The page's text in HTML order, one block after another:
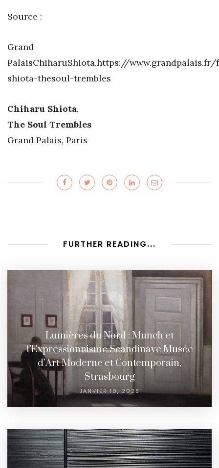
Source :
Grand
PalaisChiharuShiota,https://
shiota-thesoul-trembles
Chiharu Shiota,
The Soul Trembles
Grand Palais, Paris
FURTHER READING...
Lumières du Nord : Munch et
l’Expressionnisme Scandinave Musée
d’Art Moderne et Contemporain,
Strasbourg
JANVIER 10, 2025